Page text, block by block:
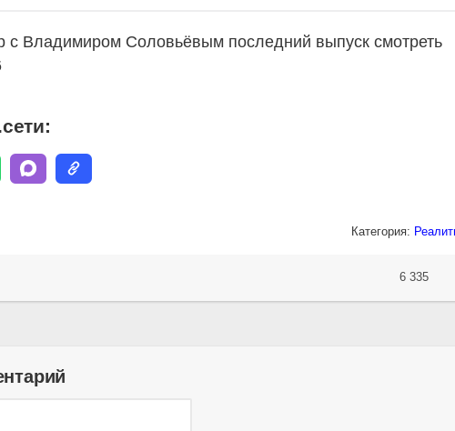
с Владимиром Соловьёвым последний выпуск смотреть
Категория:
6 335